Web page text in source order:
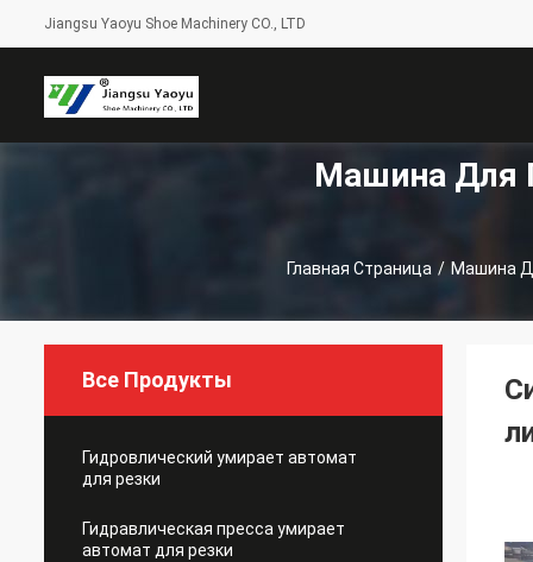
Jiangsu Yaoyu Shoe Machinery CO., LTD
Машина Для
Главная Страница / Машина
Все Продукты
Гидровлический умирает автомат
для резки
Гидравлическая пресса умирает
автомат для резки